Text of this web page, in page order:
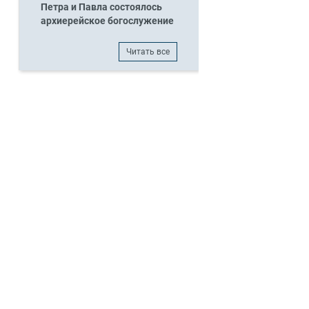
Петра и Павла состоялось
архиерейское богослужение
Читать все